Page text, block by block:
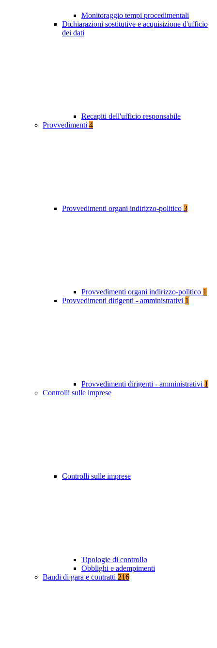
Monitoraggio tempi procedimentali
Dichiarazioni sostitutive e acquisizione d'ufficio
dei dati
Recapiti dell'ufficio responsabile
Provvedimenti 4
Provvedimenti organi indirizzo-politico 3
Provvedimenti organi indirizzo-politico 1
Provvedimenti dirigenti - amministrativi 1
Provvedimenti dirigenti - amministrativi 1
Controlli sulle imprese
Controlli sulle imprese
Tipologie di controllo
Obblighi e adempimenti
Bandi di gara e contratti 216